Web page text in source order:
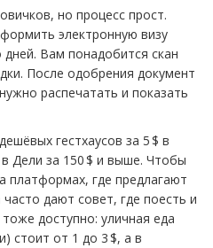
но процесс прост.
электронную визу
дней. Вам понадобится скан
После одобрения документ
распечатать и показать
гестхаусов за 5 $ в
Дели за 150 $ и выше. Чтобы
платформах, где предлагают
дают совет, где поесть и
доступно: уличная еда
стоит от 1 до 3 $, а в